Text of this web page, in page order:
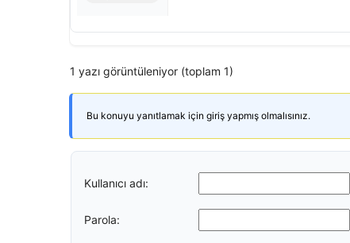
1 yazı görüntüleniyor (toplam 1)
Bu konuyu yanıtlamak için giriş yapmış olmalısınız.
Kullanıcı adı:
Parola: